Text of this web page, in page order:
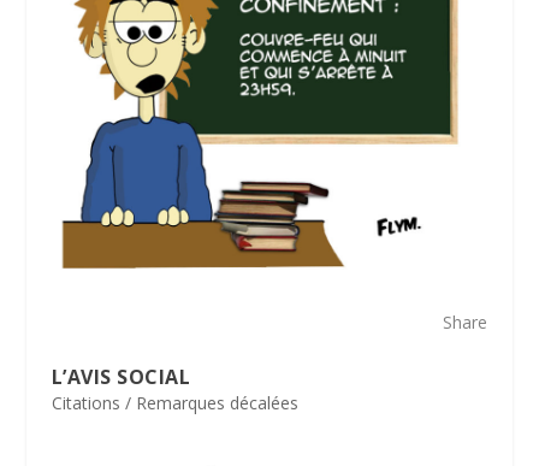
Share
L’AVIS SOCIAL
Citations / Remarques décalées